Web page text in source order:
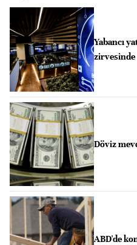
Yabancı
zirvesinde
Döviz
ABD'de